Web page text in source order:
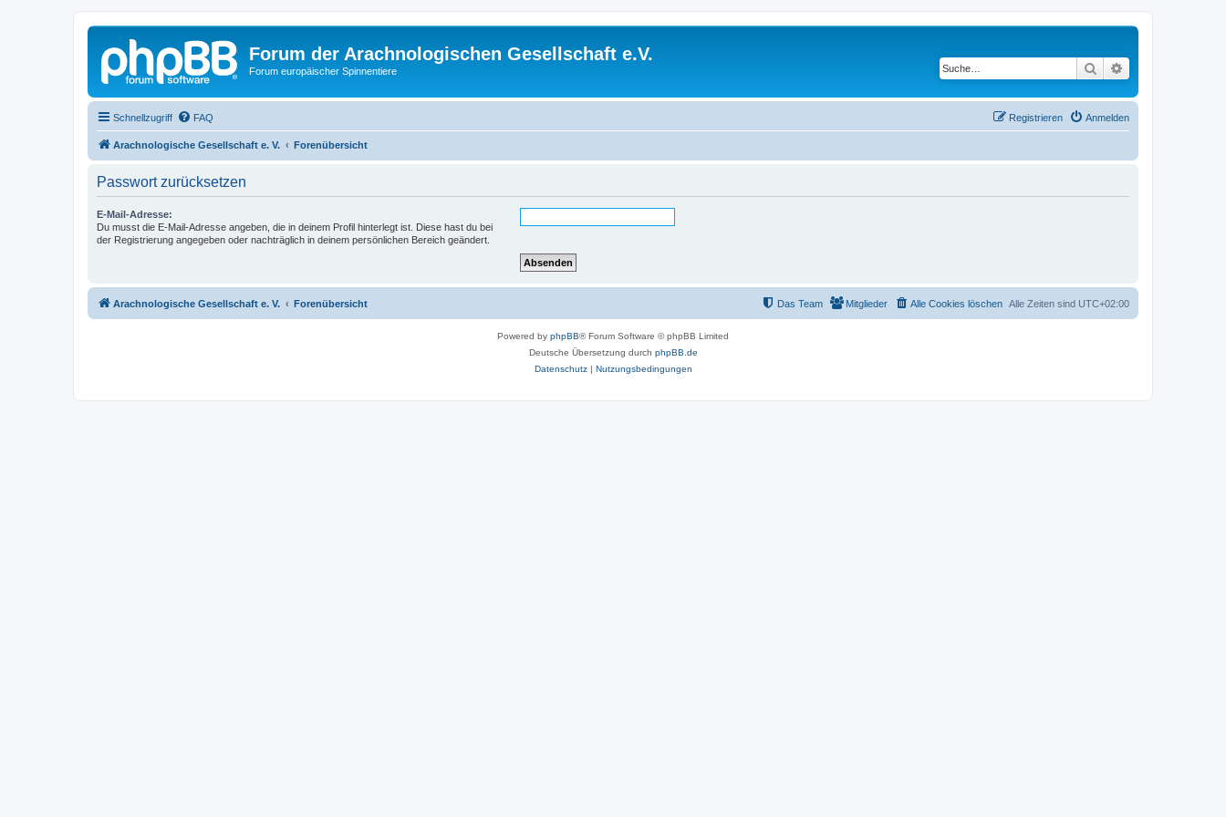
Forum der Arachnologischen Gesellschaft e.V.
Forum europäischer Spinnentiere Suche
Schnellzugriff FAQ Anmelden
Registrieren
Arachnologische Gesellschaft e. V. Forenübersicht
Passwort zurücksetzen
E-Mail-Adresse:
Du musst die E-Mail-Adresse angeben, die in deinem Profil hinterlegt ist. Diese hast du bei
der Registrierung angegeben oder nachträglich in deinem persönlichen Bereich geändert.
Arachnologische Gesellschaft e. V. Forenübersicht Alle Zeiten sind UTC+02:00
Alle Cookies löschen
Mitglieder
Das Team
Powered by phpBB® Forum Software © phpBB Limited
Deutsche Übersetzung durch phpBB.de
Datenschutz| Nutzungsbedingungen